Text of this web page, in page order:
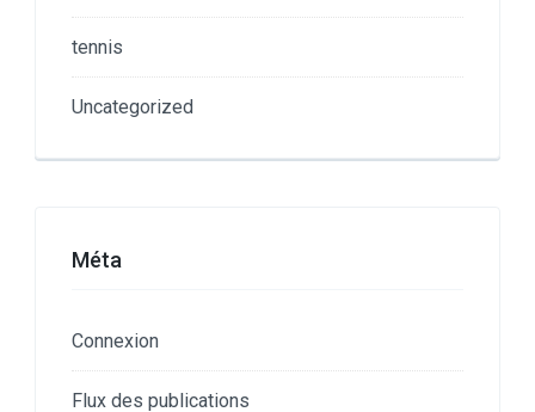
tennis
Uncategorized
Méta
Connexion
Flux des publications